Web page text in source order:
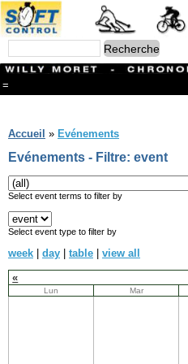
=
Branches
CONTACT
Ski ALPIN
Triathlon
Ski Nordique
Courses à pieds
Athlétisme
Slalom In-Line
Caisse à savon
Coupe "Journal La Gruyère"
Accueil » Evénements
Evénements - Filtre: event
Select event terms to filter by
Select event type to filter by
week | day | table | view all
«
Lun Mar